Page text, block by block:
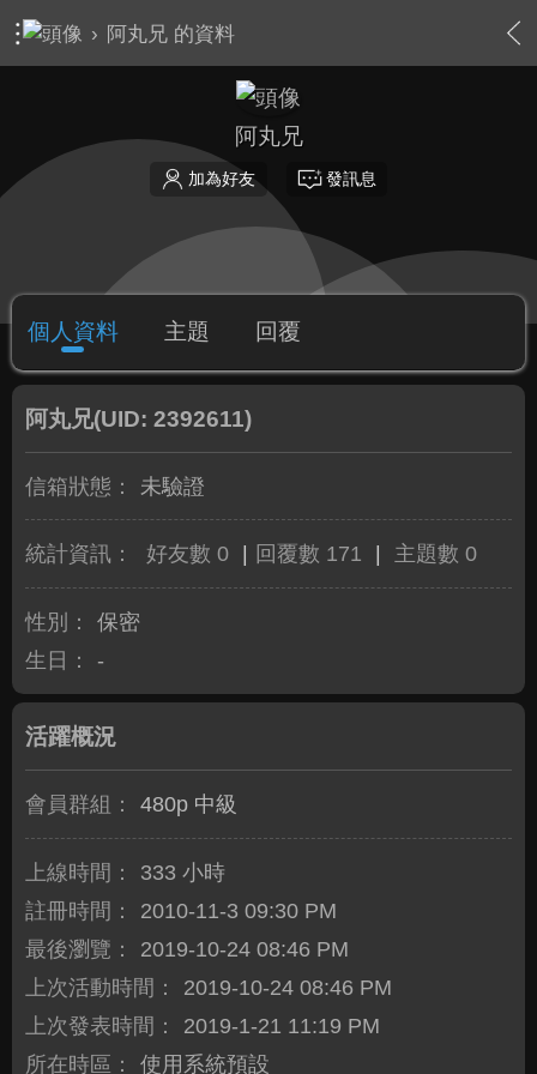
› 阿丸兄 的資料
阿丸兄
加為好友 發訊息
個人資料 主題 回覆
阿丸兄(UID: 2392611)
信箱狀態： 未驗證
統計資訊： 好友數 0 回覆數 171 主題數 0
性別：
保密
生日：
-
活躍概況
會員群組： 480p 中級
上線時間：
333 小時
註冊時間：
2010-11-3 09:30 PM
最後瀏覽：
2019-10-24 08:46 PM
上次活動時間：
2019-10-24 08:46 PM
上次發表時間：
2019-1-21 11:19 PM
所在時區：
使用系統預設